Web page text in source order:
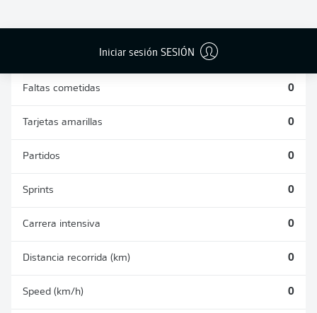
Iniciar sesión SESIÓN
Faltas cometidas 0
Tarjetas amarillas 0
Partidos 0
Sprints 0
Carrera intensiva 0
Distancia recorrida (km) 0
Speed (km/h) 0